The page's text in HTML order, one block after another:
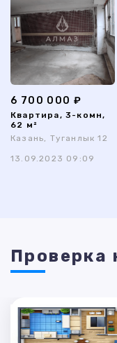
6 700 000 ₽
Квартира, 3-комн,
62 м²
Казань, Туганлык 12
13.09.2023 09:09
Проверка